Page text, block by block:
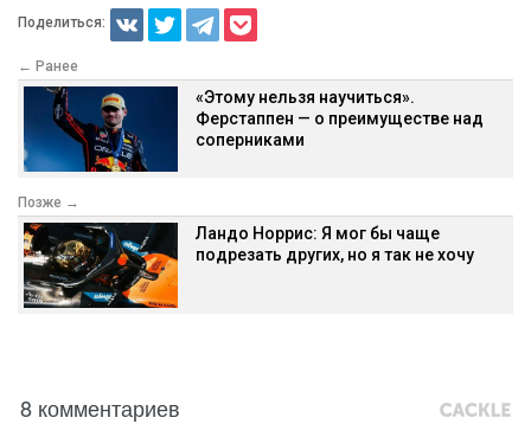
Поделиться:
← Ранее
«Этому нельзя научиться».
Ферстаппен — о преимуществе над
соперниками
Позже →
Ландо Норрис: Я мог бы чаще
подрезать других, но я так не хочу
8 комментариев